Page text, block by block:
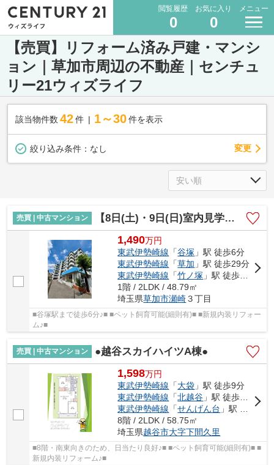
閲覧履歴
0
お気に入り
0
メニュー
【売買】リフォーム済み戸建・マンシ
ョン｜草加市周辺の不動産｜センチュ
リー21ウィズライフ
該当物件数 42件 1～30 件を表示
絞り込み条件： なし 変更
売買 | 中古マンション 【8日(土)・9日(日)室内見学可能】草加マンション
1,490万円
東武伊勢崎線 「谷塚 」駅 徒歩6分
東武伊勢崎線 「草加 」駅 徒歩29分
東武伊勢崎線 「竹ノ塚 」駅 徒歩30分
1階 / 2LDK / 48.79㎡
埼玉県草加市瀬崎３丁目
■谷塚駅まで徒歩6分♪■ ■ペット飼育可能(細則有)■ ■新規内装リフォー
ム♪■
売買 | 中古マンション ●越谷スカイハイツA棟●
1,598万円
東武伊勢崎線 「大袋 」駅 徒歩9分
東武伊勢崎線 「北越谷 」駅 徒歩23分
東武伊勢崎線 「せんげん台 」駅 徒歩26分
8階 / 2LDK / 58.75㎡
埼玉県越谷市大字下間久里
■8階・南東向きのため、日当たり良好♪■ ■ペット飼育可能(細則有)■ ■
新規内装リフォーム♪■